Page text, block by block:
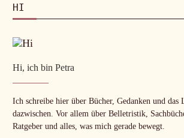
HI
Hi, ich bin Petra
Ich schreibe hier über Bücher, Gedanken und das
dazwischen. Vor allem über Belletristik,
Ratgeber und alles, was mich gerade bewegt.